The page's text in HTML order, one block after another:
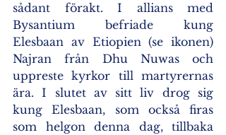
sådant förakt. I allians med
Bysantium befriade kung
Elesbaan av Etiopien (se ikonen)
Najran från Dhu Nuwas och
uppreste kyrkor till martyrernas
ära. I slutet av sitt liv drog sig
kung Elesbaan, som också firas
som helgon denna dag, tillbaka